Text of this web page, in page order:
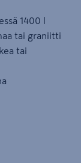
1400 l
tai graniitti
tai